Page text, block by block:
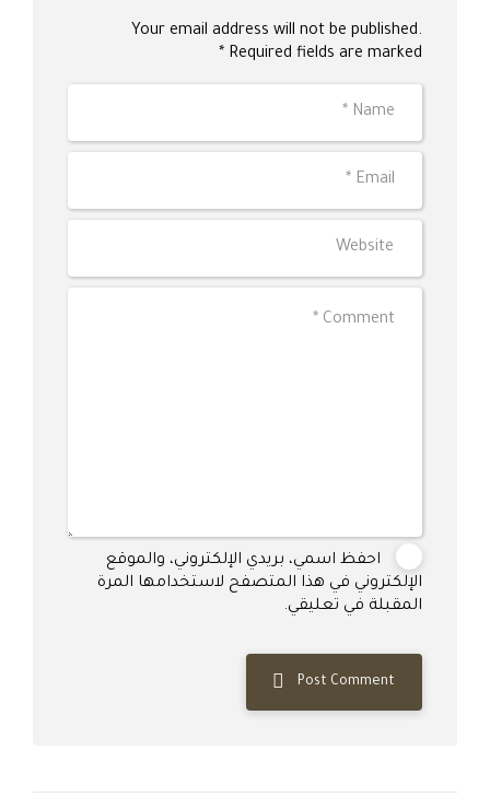
Your email address will not be published.
Required fields are marked *
احفظ اسمي، بريدي الإلكتروني، والموقع
الإلكتروني في هذا المتصفح لاستخدامها المرة
المقبلة في تعليقي.
Post Comment